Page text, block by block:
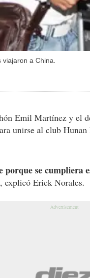
a China.
Emil Martínez y el
unirse al club
porque se cumpliera
explicó Erick Norales.